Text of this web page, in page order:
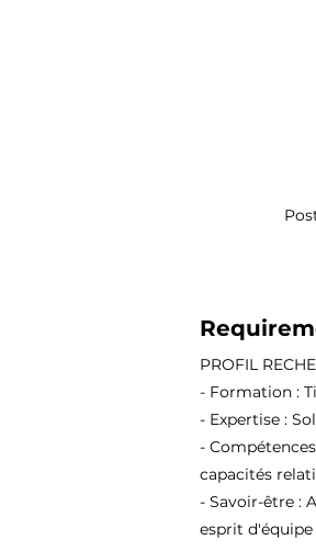
PROFIL
- Formation :
- Expertise :
-
capacités
- Savoir-être :
esprit